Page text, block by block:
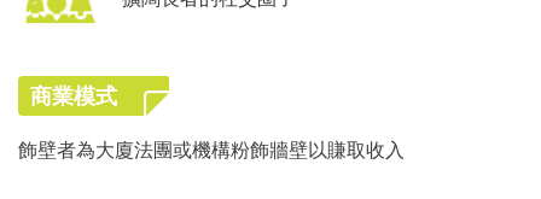
商業模式
飾壁者為大廈法團或機構粉飾牆壁以賺取收入